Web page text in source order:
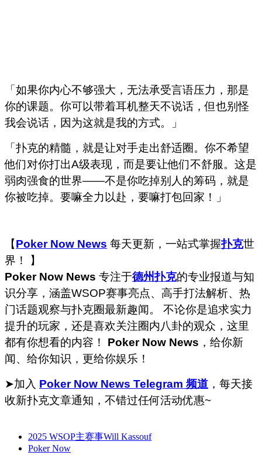
「如果你内心不够强大，无法承受言语压力，那是
你的课题。你可以带着耳机整天不说话，但也别怪
我会说话，因为这就是我的方式。」
「扑克的精髓，就是让对手走出舒适圈。你不希望
他们对你打出A级表现，而是要让他们不舒服。这是
弱肉强食的世界——不是你吃掉别人的筹码，就是
你被吃掉。要嘛全力以赴，要嘛打包回家！」
【Poker Now News 每天更新，一站式掌握扑克世
界！ 】
Poker Now News 专注于德州扑克的专业报道与知
识分享，涵盖WSOP赛事亮点、高手打法解析、热
门话题观察与扑克圈最新趣闻。 不论你是追求实力
提升的玩家，还是喜欢关注圈内八卦的观众，这里
都有你想看的内容！ Poker Now News ，给你新
闻、给你知识，更给你娱乐！
➤加入 Poker Now News Telegram 频道 ，每天接
收新扑克文章通知，不错过任何活动优惠~
2025 WSOP主赛事Will Kassouf
Poker Now